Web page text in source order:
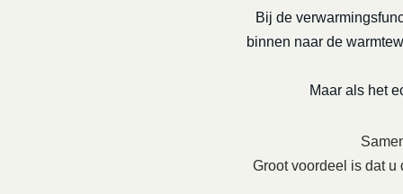
Bij de
binnen naar de
Maar als het
Groot voordeel is dat